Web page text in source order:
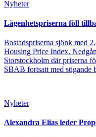
Nyheter
Lägenhetspriserna föll
Bostadspriserna sjönk med
Housing Price Index.
Storstockholm där priserna
SBAB fortsatt med stigande
Nyheter
Alexandra Elias leder